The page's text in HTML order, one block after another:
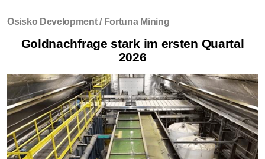
Osisko Development / Fortuna Mining
Goldnachfrage stark im ersten Quartal
2026